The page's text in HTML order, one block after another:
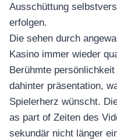
Ausschüttung
erfolgen.
Die sehen durch
Kasino immer wieder
Berühmte
dahinter präsentation,
Spielerherz wünscht.
as part of Zeiten des
sekundär nicht länger